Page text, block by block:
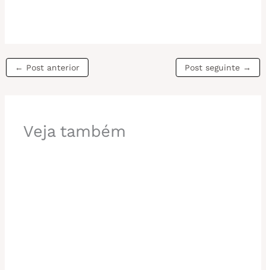
← Post anterior Post seguinte →
Veja também